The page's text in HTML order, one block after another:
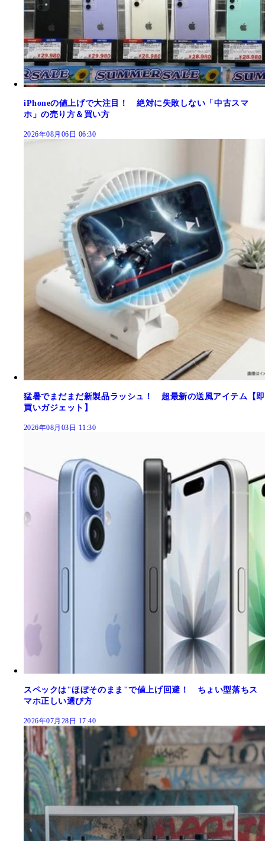
iPhoneの値上げで大注目！ 絶対に失敗しない「中古スマ
ホ」の売り方＆買い方
2026年08月06日 06:30
猛暑でまだまだ新製品ラッシュ！ 超最新の送風アイテム【即
買いガジェット】
2026年08月03日 11:30
スペックは"ほぼそのまま"で値上げ回避！ ちょい型落ちス
マホ正しい選び方
2026年07月28日 17:40